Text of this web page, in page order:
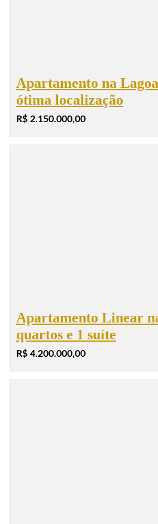
Apartamento na
ótima localização
R$ 2.150.000,00
Apartamento Linear
quartos e 1 suíte
R$ 4.200.000,00